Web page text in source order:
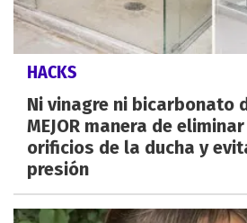
HACKS
Ni vinagre ni bicarbonato
MEJOR manera de
orificios de la ducha y
presión